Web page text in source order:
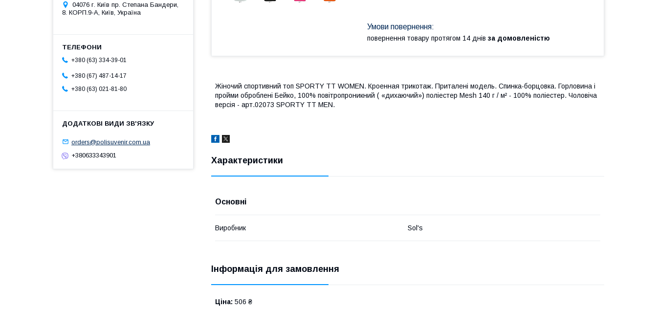
повернення товару протягом 14 днів за домовленістю
Жіночий спортивний топ SPORTY TT WOMEN. Кроенная трикотаж. Приталені модель. Спинка-борцовка. Горловина і
пройми оброблені Бейко, 100% повітропроникний ( «дихаючий») поліестер Mesh 140 г / м² - 100% поліестер. Чоловіча
версія - арт.02073 SPORTY TT MEN.
Характеристики
Основні
Виробник Sol's
Інформація для замовлення
Ціна: 506 ₴
04076 г. Київ пр. Степана Бандери,
8. КОРП.9-А, Київ, Україна
+380 (63) 334-39-01
+380 (67) 487-14-17
+380 (63) 021-81-80
orders@polisuvenir.com.ua
+380633343901